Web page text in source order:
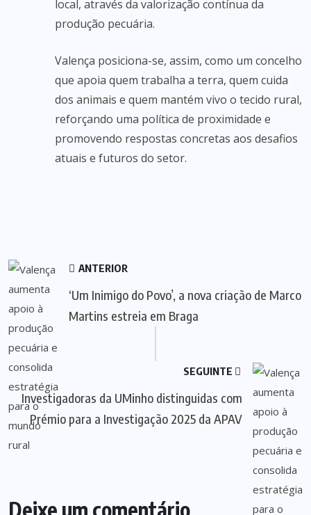
local, através da valorização contínua da
produção pecuária.
Valença posiciona-se, assim, como um concelho
que apoia quem trabalha a terra, quem cuida
dos animais e quem mantém vivo o tecido rural,
reforçando uma política de proximidade e
promovendo respostas concretas aos desafios
atuais e futuros do setor.
ANTERIOR
‘Um Inimigo do Povo’, a nova criação de Marco
Martins estreia em Braga
SEGUINTE
Investigadoras da UMinho distinguidas com
Prémio para a Investigação 2025 da APAV
Deixe um comentário